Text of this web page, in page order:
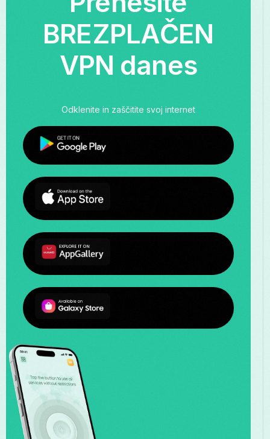
BREZPLAČEN
VPN danes
Odklenite in zaščitite svoj internet